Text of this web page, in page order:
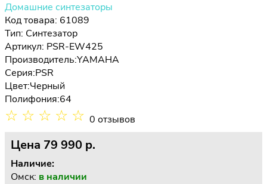
Домашние синтезаторы
Код товара: 61089
Тип: Синтезатор
Артикул: PSR-EW425
Производитель:YAMAHA
Серия:PSR
Цвет:Черный
Полифония:64
☆ ☆ ☆ ☆ ☆ 0 отзывов
Цена 79 990 p.
Наличие:
Омск: в наличии